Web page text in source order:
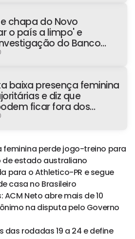
chapa do Novo
o país a limpo' e
do Banco
baixa presença feminina
e diz que
ficar fora dos
feminina perde jogo-treino para
de estado australiano
para o Athletico-PR e segue
casa no Brasileiro
ACM Neto abre mais de 10
na disputa pelo Governo
das rodadas 19 a 24 e define